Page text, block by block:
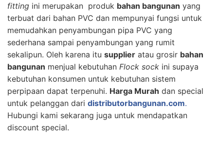
fitting ini merupakan produk bahan bangunan yang
terbuat dari bahan PVC dan mempunyai fungsi untuk
memudahkan penyambungan pipa PVC yang
sederhana sampai penyambungan yang rumit
sekalipun. Oleh karena itu supplier atau grosir bahan
bangunan menjual kebutuhan Flock sock ini supaya
kebutuhan konsumen untuk kebutuhan sistem
perpipaan dapat terpenuhi. Harga Murah dan special
untuk pelanggan dari distributorbangunan.com.
Hubungi kami sekarang juga untuk mendapatkan
discount special.